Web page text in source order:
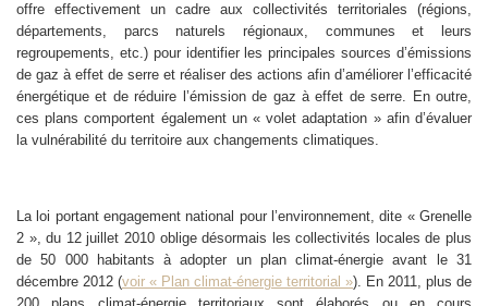
offre effectivement un cadre aux collectivités territoriales (régions,
départements, parcs naturels régionaux, communes et leurs
regroupements, etc.) pour identifier les principales sources d’émissions
de gaz à effet de serre et réaliser des actions afin d’améliorer l’efficacité
énergétique et de réduire l’émission de gaz à effet de serre. En outre,
ces plans comportent également un « volet adaptation » afin d’évaluer
la vulnérabilité du territoire aux changements climatiques.
La loi portant engagement national pour l’environnement, dite « Grenelle
2 », du 12 juillet 2010 oblige désormais les collectivités locales de plus
de 50 000 habitants à adopter un plan climat-énergie avant le 31
décembre 2012 (voir « Plan climat-énergie territorial »). En 2011, plus de